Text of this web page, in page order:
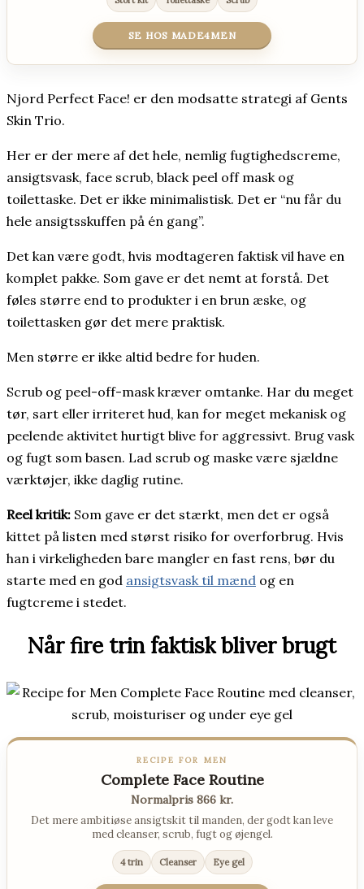
SE HOS MADE4MEN
Njord Perfect Face! er den modsatte strategi af Gents
Skin Trio.
Her er der mere af det hele, nemlig fugtighedscreme,
ansigtsvask, face scrub, black peel off mask og
toilettaske. Det er ikke minimalistisk. Det er “nu får du
hele ansigtsskuffen på én gang”.
Det kan være godt, hvis modtageren faktisk vil have en
komplet pakke. Som gave er det nemt at forstå. Det
føles større end to produkter i en brun æske, og
toilettasken gør det mere praktisk.
Men større er ikke altid bedre for huden.
Scrub og peel-off-mask kræver omtanke. Har du meget
tør, sart eller irriteret hud, kan for meget mekanisk og
peelende aktivitet hurtigt blive for aggressivt. Brug vask
og fugt som basen. Lad scrub og maske være sjældne
værktøjer, ikke daglig rutine.
Reel kritik: Som gave er det stærkt, men det er også
kittet på listen med størst risiko for overforbrug. Hvis
han i virkeligheden bare mangler en fast rens, bør du
starte med en god ansigtsvask til mænd og en
fugtcreme i stedet.
Når fire trin faktisk bliver brugt
RECIPE FOR MEN
Complete Face Routine
Normalpris 866 kr.
Det mere ambitiøse ansigtskit til manden, der godt kan leve
med cleanser, scrub, fugt og øjengel.
4 trin Cleanser Eye gel